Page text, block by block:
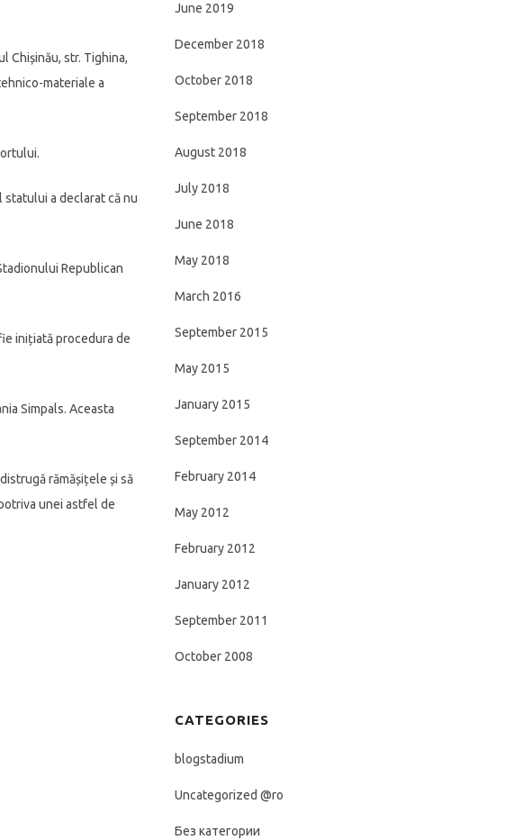
Chișinău, str. Tighina,
materiale a
statului a declarat că nu
Republican
inițiată procedura de
Simpals. Aceasta
rămășițele și să
unei astfel de
June 2019
December 2018
October 2018
September 2018
August 2018
July 2018
June 2018
May 2018
March 2016
September 2015
May 2015
January 2015
September 2014
February 2014
May 2012
February 2012
January 2012
September 2011
October 2008
CATEGORIES
blogstadium
Uncategorized @ro
Без категории